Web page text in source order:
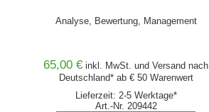
Analyse, Bewertung, Management
65,00 € inkl. MwSt. undVersand nach
Deutschland* ab € 50 Warenwert
Lieferzeit: 2-5 Werktage*
Art.-Nr. 209442